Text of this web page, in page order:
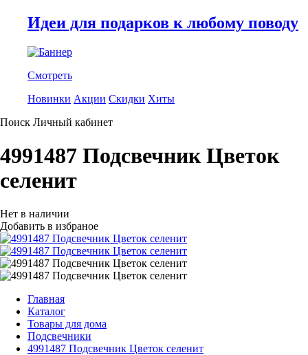
Идеи для подарков к любому поводу
Смотреть
Новинки Акции Скидки Хиты
Поиск Личный кабинет
4991487 Подсвечник Цветок
селенит
Нет в наличии
Добавить в избраное
Главная
Каталог
Товары для дома
Подсвечники
4991487 Подсвечник Цветок селенит